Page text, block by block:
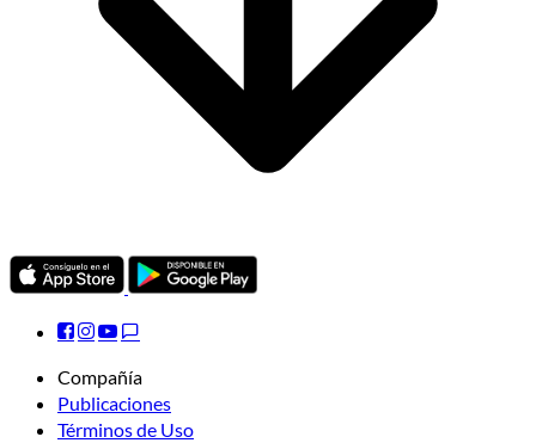
Compañía
Publicaciones
Términos de Uso